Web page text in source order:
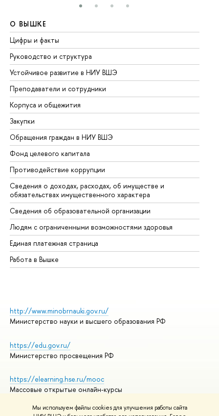
Мы используем файлы cookies для улучшения работы сайта
О ВЫШКЕ
Цифры и факты
Руководство и структура
Устойчивое развитие в НИУ ВШЭ
Преподаватели и сотрудники
Корпуса и общежития
Закупки
Обращения граждан в НИУ ВШЭ
Фонд целевого капитала
Противодействие коррупции
Сведения о доходах, расходах, об имуществе и
обязательствах имущественного характера
Сведения об образовательной организации
Людям с ограниченными возможностями здоровья
Единая платежная страница
Работа в Вышке
http://www.minobrnauki.gov.ru/
Министерство науки и высшего образования РФ
https://edu.gov.ru/
Министерство просвещения РФ
https://elearning.hse.ru/mooc
Массовые открытые онлайн-курсы